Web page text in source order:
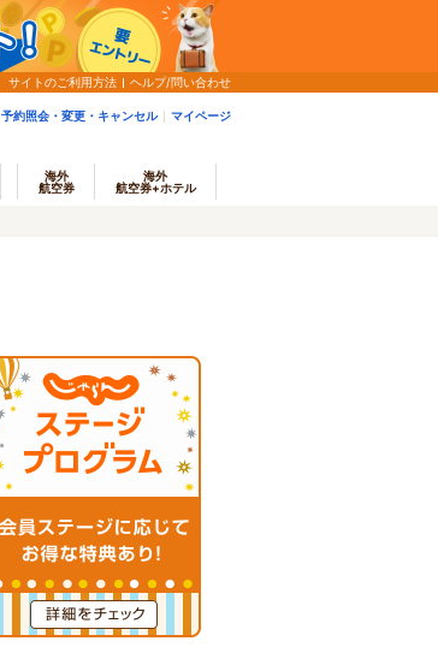
サイトのご利用方法 ヘルプ/問い合わせ
予約照会・変更・キャンセル マイページ
海外
航空券
海外
航空券+ホテル